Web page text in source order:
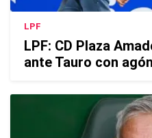
LPF
LPF: CD Plaza
ante Tauro con